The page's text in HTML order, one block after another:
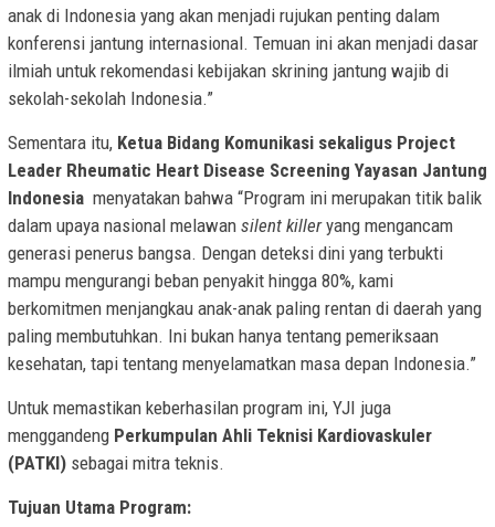
anak di Indonesia yang akan menjadi rujukan penting dalam
konferensi jantung internasional. Temuan ini akan menjadi dasar
ilmiah untuk rekomendasi kebijakan skrining jantung wajib di
sekolah-sekolah Indonesia.”
Sementara itu, Ketua Bidang Komunikasi sekaligus Project
Leader Rheumatic Heart Disease Screening Yayasan Jantung
Indonesia menyatakan bahwa “Program ini merupakan titik balik
dalam upaya nasional melawan silent killeryang mengancam
generasi penerus bangsa. Dengan deteksi dini yang terbukti
mampu mengurangi beban penyakit hingga 80%, kami
berkomitmen menjangkau anak-anak paling rentan di daerah yang
paling membutuhkan. Ini bukan hanya tentang pemeriksaan
kesehatan, tapi tentang menyelamatkan masa depan Indonesia.”
Untuk memastikan keberhasilan program ini, YJI juga
menggandeng Perkumpulan Ahli Teknisi Kardiovaskuler
(PATKI) sebagai mitra teknis.
Tujuan Utama Program: